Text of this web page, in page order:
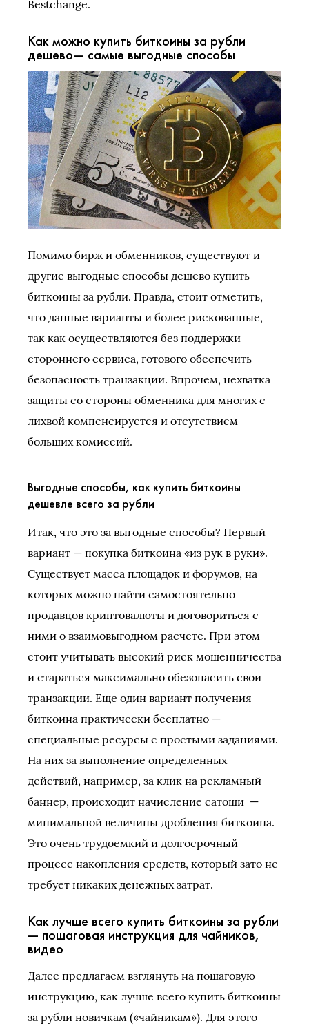
Bestchange.
Как можно купить биткоины за рубли
дешево— самые выгодные способы
Помимо бирж и обменников, существуют и
другие выгодные способы дешево купить
биткоины за рубли. Правда, стоит отметить,
что данные варианты и более рискованные,
так как осуществляются без поддержки
стороннего сервиса, готового обеспечить
безопасность транзакции. Впрочем, нехватка
защиты со стороны обменника для многих с
лихвой компенсируется и отсутствием
больших комиссий.
Выгодные способы, как купить биткоины
дешевле всего за рубли
Итак, что это за выгодные способы? Первый
вариант — покупка биткоина «из рук в руки».
Существует масса площадок и форумов, на
которых можно найти самостоятельно
продавцов криптовалюты и договориться с
ними о взаимовыгодном расчете. При этом
стоит учитывать высокий риск мошенничества
и стараться максимально обезопасить свои
транзакции. Еще один вариант получения
биткоина практически бесплатно —
специальные ресурсы с простыми заданиями.
На них за выполнение определенных
действий, например, за клик на рекламный
баннер, происходит начисление сатоши —
минимальной величины дробления биткоина.
Это очень трудоемкий и долгосрочный
процесс накопления средств, который зато не
требует никаких денежных затрат.
Как лучше всего купить биткоины за рубли
— пошаговая инструкция для чайников,
видео
Далее предлагаем взглянуть на пошаговую
инструкцию, как лучше всего купить биткоины
за рубли новичкам («чайникам»). Для этого